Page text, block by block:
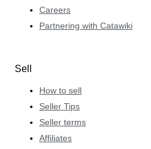
Careers
Partnering with Catawiki
Sell
How to sell
Seller Tips
Seller terms
Affiliates